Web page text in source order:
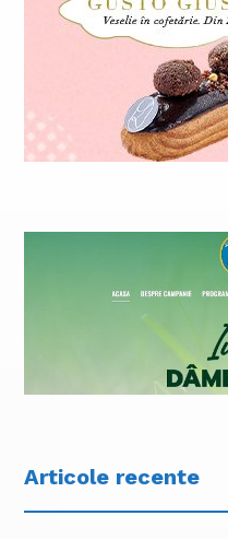
Articole recente